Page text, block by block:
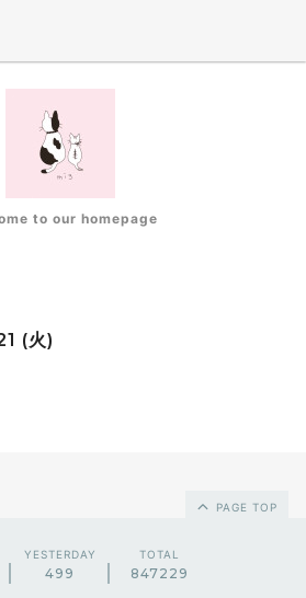
to our homepage
(火)
PAGE TOP
YESTERDAY
499
TOTAL
847229